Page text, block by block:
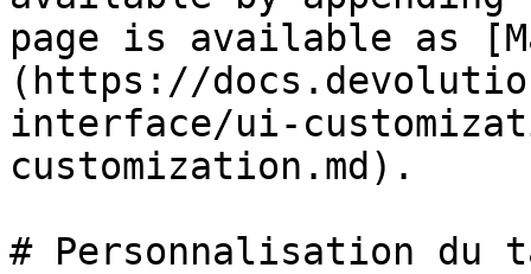
page is available as
(https://
interface/ui-
customization.md).
# Personnalisation du